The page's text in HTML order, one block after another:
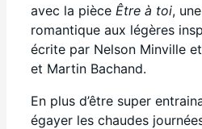
avec la pièce Être à toi,
romantique aux légères
écrite par Nelson Minville
et Martin Bachand.
En plus d’être super
égayer les chaudes